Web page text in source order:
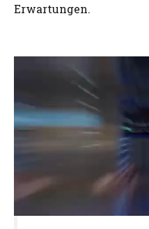
Erwartungen.